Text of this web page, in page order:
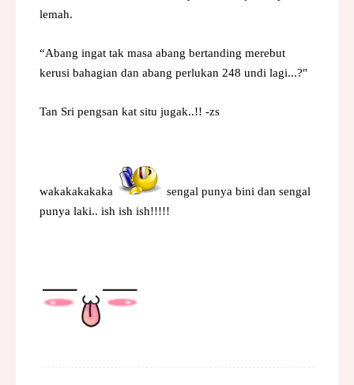
lemah.
“Abang ingat tak masa abang bertanding merebut
kerusi bahagian dan abang perlukan 248 undi lagi...?"
Tan Sri pengsan kat situ jugak..!! -zs
wakakakakaka
sengal punya bini dan sengal
punya laki.. ish ish ish!!!!!